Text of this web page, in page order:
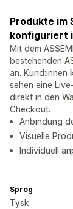
Produkte im
konfiguriert
Mit dem
bestehenden
an. Kund:innen
sehen eine
direkt in den
Checkout.
Anbindung
Visuelle
Individuell
Sprog
Tysk